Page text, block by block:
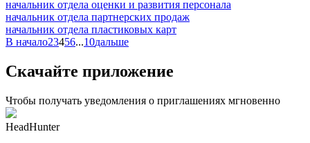
начальник отдела оценки и развития персонала
начальник отдела партнерских продаж
начальник отдела пластиковых карт
В начало23456...10дальше
Скачайте приложение
Чтобы получать уведомления о приглашениях мгновенно
HeadHunter